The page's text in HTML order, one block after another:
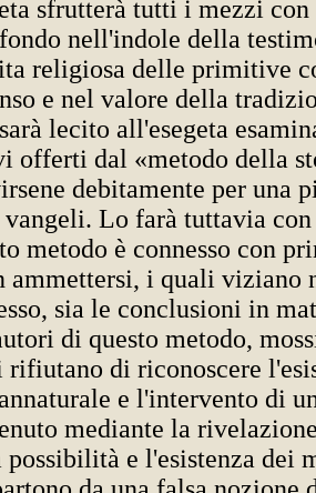
sfrutterà tutti i mezzi con
nell'indole della
religiosa delle primitive
e nel valore della
lecito all'esegeta
offerti dal «metodo della
debitamente per una
Lo farà tuttavia con
metodo è connesso con
ammettersi, i quali viziano
sia le conclusioni in
di questo metodo,
di riconoscere
e l'intervento di
mediante la
possibilità e l'esistenza dei